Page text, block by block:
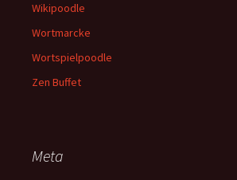
Wikipoodle
Wortmarcke
Wortspielpoodle
Zen Buffet
Meta